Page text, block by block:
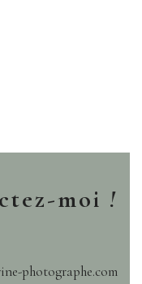
moi !
photographe.com